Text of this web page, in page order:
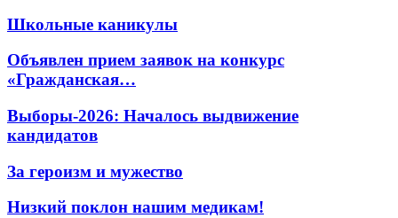
Школьные каникулы
Объявлен прием заявок на конкурс
«Гражданская…
Выборы-2026: Началось выдвижение
кандидатов
За героизм и мужество
Низкий поклон нашим медикам!